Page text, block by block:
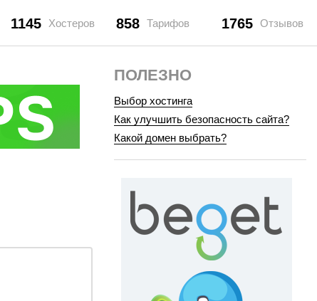
1145 Хостеров 858 Тарифов 1765 Отзывов
ПОЛЕЗНО
Выбор хостинга
Как улучшить безопасность сайта?
Какой домен выбрать?